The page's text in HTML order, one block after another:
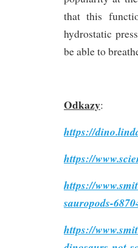
that this
hydrostatic
be able to
Odkazy:
https://
https://
https://
sauropods-
https://